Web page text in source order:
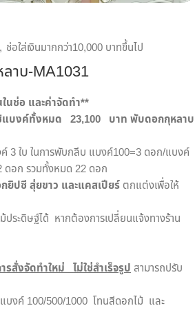
, ช่อใส่เงินมากกว่า10,000 บาทขึ้นไป
าบ-MA1031
นช่อ และค่าจัดทำ**
แบงค์ทั้งหมด 23,100 บาท พับดอกกุหลาบ
3 ใบ ในการพับกลีบ แบงค์100=3 ดอก/แบงค์
ดอก รวมทั้งหมด 22 ดอก
ยิปซี สุ่ยขาว และแคสเปียร์ ตกแต่งเพื่อให้
ประดิษฐ์ได้ หากต้องการเปลี่ยนแจ้งทางร้าน
รสั่งจัดทำใหม่ ไม่ใช่สำเร็จรูปสามารถปรับ
บงค์ 100/500/1000 โทนสีดอกไม้ และ